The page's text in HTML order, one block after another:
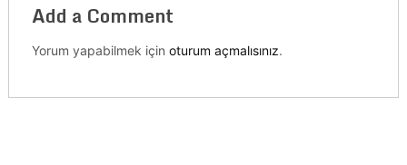
Add a Comment
Yorum yapabilmek için oturum açmalısınız.